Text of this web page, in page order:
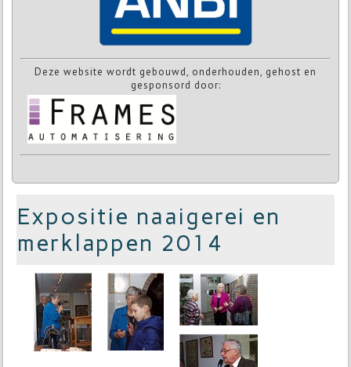
Deze website wordt gebouwd, onderhouden, gehost en
gesponsord door:
Expositie naaigerei en
merklappen 2014